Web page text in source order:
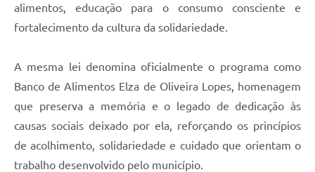
alimentos, educação para o consumo consciente e
fortalecimento da cultura da solidariedade.
A mesma lei denomina oficialmente o programa como
Banco de Alimentos Elza de Oliveira Lopes, homenagem
que preserva a memória e o legado de dedicação às
causas sociais deixado por ela, reforçando os princípios
de acolhimento, solidariedade e cuidado que orientam o
trabalho desenvolvido pelo município.